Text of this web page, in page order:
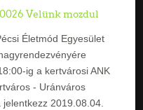
Velünk mozdul
Életmód Egyesület
ig a kertvárosi ANK
- Uránváros
2019.08.04.